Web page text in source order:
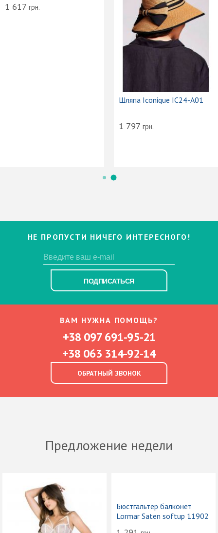
1 617 грн.
Шляпа Iconique IC24-A01
1 797 грн.
НЕ ПРОПУСТИ НИЧЕГО ИНТЕРЕСНОГО!
ПОДПИСАТЬСЯ
ВАМ НУЖНА ПОМОЩЬ?
+38 097 691-95-21
+38 063 314-92-14
ОБРАТНЫЙ ЗВОНОК
Предложение недели
Бюстгальтер балконет
Lormar Saten softup 11902